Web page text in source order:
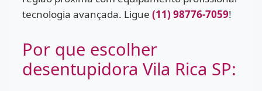
tecnologia avançada. Ligue(11) 98776-7059!
Por que escolher
desentupidora Vila Rica SP: